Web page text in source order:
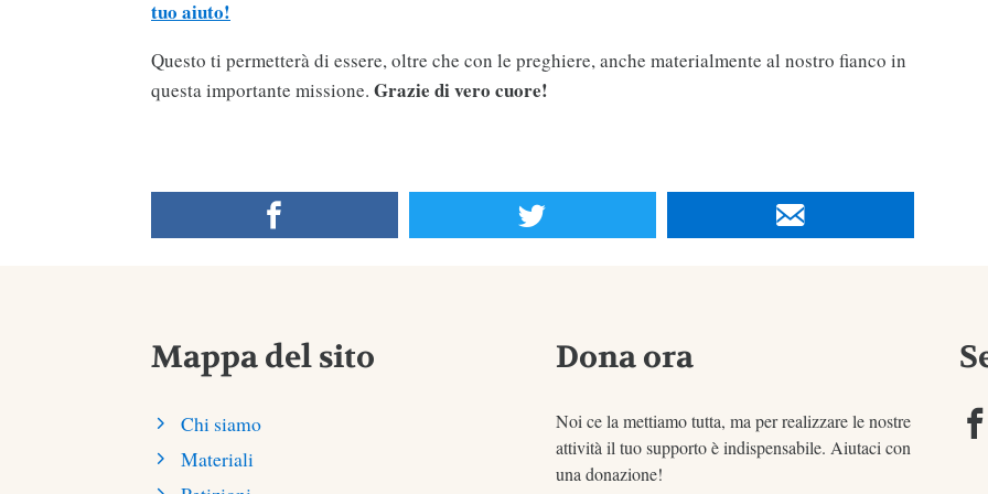
tuo aiuto!
Questo ti permetterà di essere, oltre che con le preghiere, anche materialmente al nostro fianco in
questa importante missione. Grazie di vero cuore!
Mappa del sito
Chi siamo
Materiali
Dona ora
Noi ce la mettiamo tutta, ma per realizzare le nostre
attività il tuo supporto è indispensabile. Aiutaci con
una donazione!